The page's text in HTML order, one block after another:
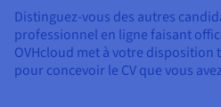
Distinguez-vous des autres
professionnel en ligne faisant
OVHcloud met à votre disposition
pour concevoir le CV que vous